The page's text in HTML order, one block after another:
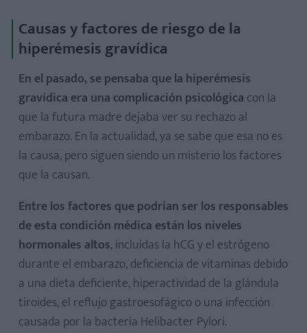
Causas y factores de riesgo de la
hiperémesis gravídica
En el pasado, se pensaba que la hiperémesis
gravídica era una complicación psicológica con la
que la futura madre dejaba ver su rechazo al
embarazo. En la actualidad, ya se sabe que esa no es
la causa, pero siguen siendo un misterio los factores
que la causan.
Entre los factores que podrían ser los responsables
de esta condición médica están los niveles
hormonales altos, incluidas la hCG y el estrógeno
durante el embarazo, deficiencia de vitaminas debido
a una dieta deficiente, hiperactividad de la glándula
tiroides, el reflujo gastroesofágico o una infección
causada por la bacteria Helibacter Pylori.